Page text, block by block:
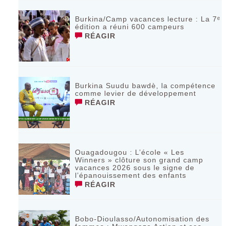
Burkina/Camp vacances lecture : La 7ᵉ
édition a réuni 600 campeurs
RÉAGIR
Burkina Suudu bawdè, la compétence
comme levier de développement
RÉAGIR
Ouagadougou : L’école « Les
Winners » clôture son grand camp
vacances 2026 sous le signe de
l’épanouissement des enfants
RÉAGIR
Bobo-Dioulasso/Autonomisation des